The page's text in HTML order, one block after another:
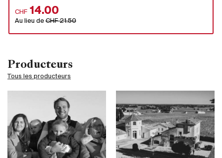
Producteurs
Tous les producteurs
CHF 14.00
Au lieu deCHF 21.50